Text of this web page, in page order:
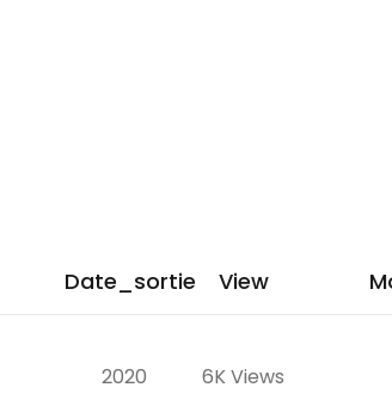
Date_sortie View
2020 6K Views